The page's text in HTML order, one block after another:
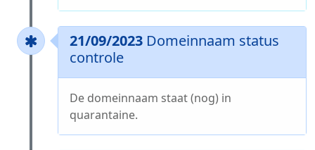
21/09/2023 Domeinnaam status
controle
De domeinnaam staat (nog) in
quarantaine.